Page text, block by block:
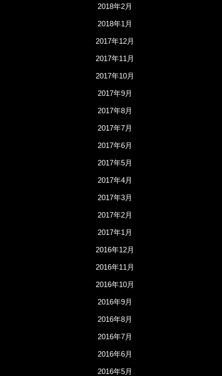
2018年2月
2018年1月
2017年12月
2017年11月
2017年10月
2017年9月
2017年8月
2017年7月
2017年6月
2017年5月
2017年4月
2017年3月
2017年2月
2017年1月
2016年12月
2016年11月
2016年10月
2016年9月
2016年8月
2016年7月
2016年6月
2016年5月